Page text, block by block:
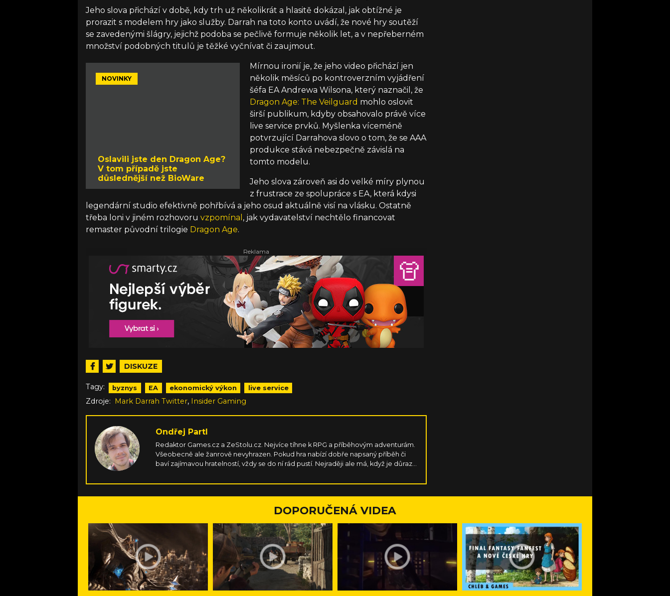
Jeho slova přichází v době, kdy trh už několikrát a hlasitě dokázal, jak obtížné je
prorazit s modelem hry jako služby. Darrah na toto konto uvádí, že nové hry soutěží
se zavedenými šlágry, jejichž podoba se pečlivě formuje několik let, a v nepřeberném
množství podobných titulů je těžké vyčnívat či zaujmout.
NOVINKY
Oslavili jste den Dragon Age?
V tom případě jste
důslednější než BioWare
Mírnou ironií je, že jeho video přichází jen
několik měsíců po kontroverzním vyjádření
šéfa EA Andrewa Wilsona, který naznačil, že
Dragon Age: The Veilguard mohlo oslovit
širší publikum, kdyby obsahovalo právě více
live service prvků. Myšlenka víceméně
potvrzující Darrahova slovo o tom, že se AAA
produkce stává nebezpečně závislá na
tomto modelu.
Jeho slova zároveň asi do velké míry plynou
z frustrace ze spolupráce s EA, která kdysi
legendární studio efektivně pohřbívá a jeho osud aktuálně visí na vlásku. Ostatně
třeba loni v jiném rozhovoru vzpomínal , jak vydavatelství nechtělo financovat
remaster původní trilogie Dragon Age.
DISKUZE
Tagy: byznys EA ekonomický výkon live service
Zdroje: Mark Darrah Twitter, Insider Gaming
Ondřej Partl
Redaktor Games.cz a ZeStolu.cz. Nejvíce tíhne k RPG a příběhovým adventurám.
Všeobecně ale žanrově nevyhrazen. Pokud hra nabízí dobře napsaný příběh či
baví zajímavou hratelností, vždy se do ní rád pustí. Nejraději ale má, když je důraz
k přírodě a snaha objevovat nové věci.
DOPORUČENÁ VIDEA